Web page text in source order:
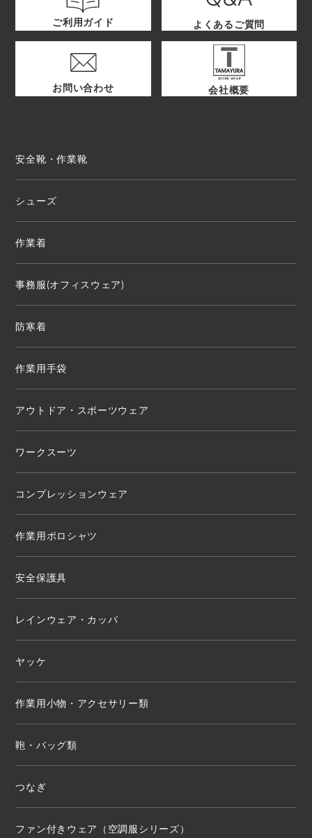
ご利用ガイド よくあるご質問
お問い合わせ 会社概要
安全靴・作業靴
シューズ
作業着
事務服(オフィスウェア)
防寒着
作業用手袋
アウトドア・スポーツウェア
ワークスーツ
コンプレッションウェア
作業用ポロシャツ
安全保護具
レインウェア・カッパ
ヤッケ
作業用小物・アクセサリー類
鞄・バッグ類
つなぎ
ファン付きウェア（空調服シリーズ）